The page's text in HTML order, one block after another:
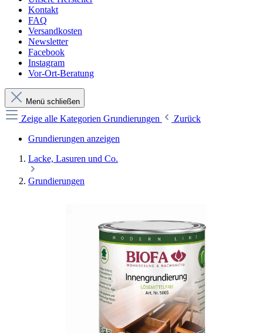
Kontakt
FAQ
Versandkosten
Newsletter
Facebook
Instagram
Vor-Ort-Beratung
Menü schließen
Zeige alle Kategorien Grundierungen
Zurück
Grundierungen anzeigen
Lacke, Lasuren und Co.
Grundierungen